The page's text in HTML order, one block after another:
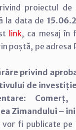
proiectul
la data de
link, ca mesaj în
poștă, pe adresa
privind
de
Zimandului –
fi publicate